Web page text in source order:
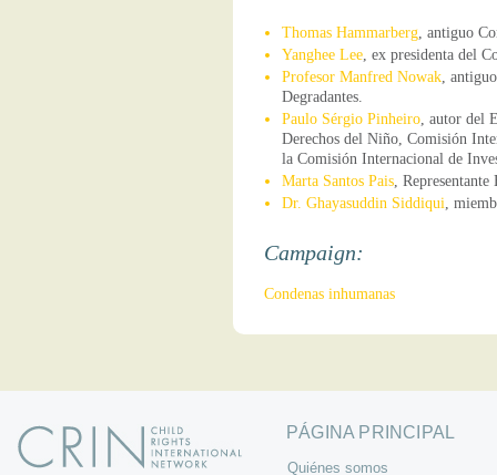
Thomas Hammarberg, antiguo
Yanghee Lee, ex presidenta del
Profesor Manfred Nowak,
Degradantes.
Paulo Sérgio Pinheiro, autor del
Derechos del Niño, Comisión
la Comisión Internacional de
Marta Santos Pais,
Dr. Ghayasuddin Siddiqui,
Campaign:
Condenas inhumanas
PÁGINA PRINCIPAL
Quiénes somos